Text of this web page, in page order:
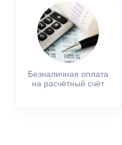
Безналичная оплата
на расчётный счёт